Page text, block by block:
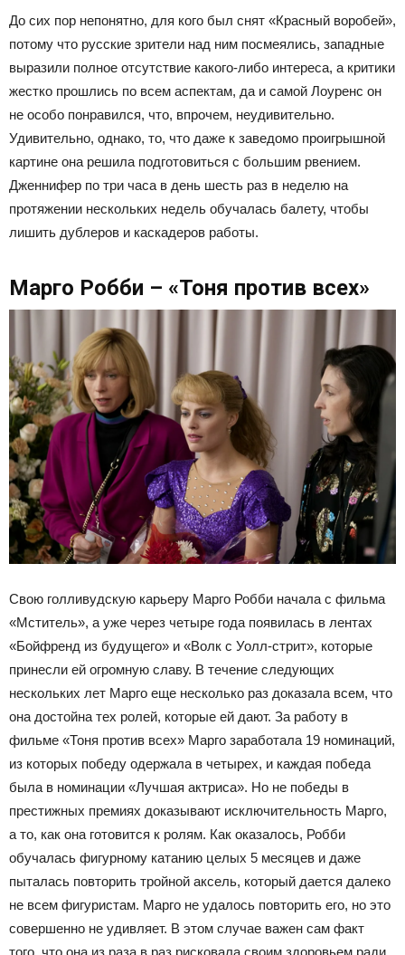
До сих пор непонятно, для кого был снят «Красный воробей»,
потому что русские зрители над ним посмеялись, западные
выразили полное отсутствие какого-либо интереса, а критики
жестко прошлись по всем аспектам, да и самой Лоуренс он
не особо понравился, что, впрочем, неудивительно.
Удивительно, однако, то, что даже к заведомо проигрышной
картине она решила подготовиться с большим рвением.
Дженнифер по три часа в день шесть раз в неделю на
протяжении нескольких недель обучалась балету, чтобы
лишить дублеров и каскадеров работы.
Марго Робби – «Тоня против всех»
Свою голливудскую карьеру Марго Робби начала с фильма
«Мститель», а уже через четыре года появилась в лентах
«Бойфренд из будущего» и «Волк с Уолл-стрит», которые
принесли ей огромную славу. В течение следующих
нескольких лет Марго еще несколько раз доказала всем, что
она достойна тех ролей, которые ей дают. За работу в
фильме «Тоня против всех» Марго заработала 19 номинаций,
из которых победу одержала в четырех, и каждая победа
была в номинации «Лучшая актриса». Но не победы в
престижных премиях доказывают исключительность Марго,
а то, как она готовится к ролям. Как оказалось, Робби
обучалась фигурному катанию целых 5 месяцев и даже
пыталась повторить тройной аксель, который дается далеко
не всем фигуристам. Марго не удалось повторить его, но это
совершенно не удивляет. В этом случае важен сам факт